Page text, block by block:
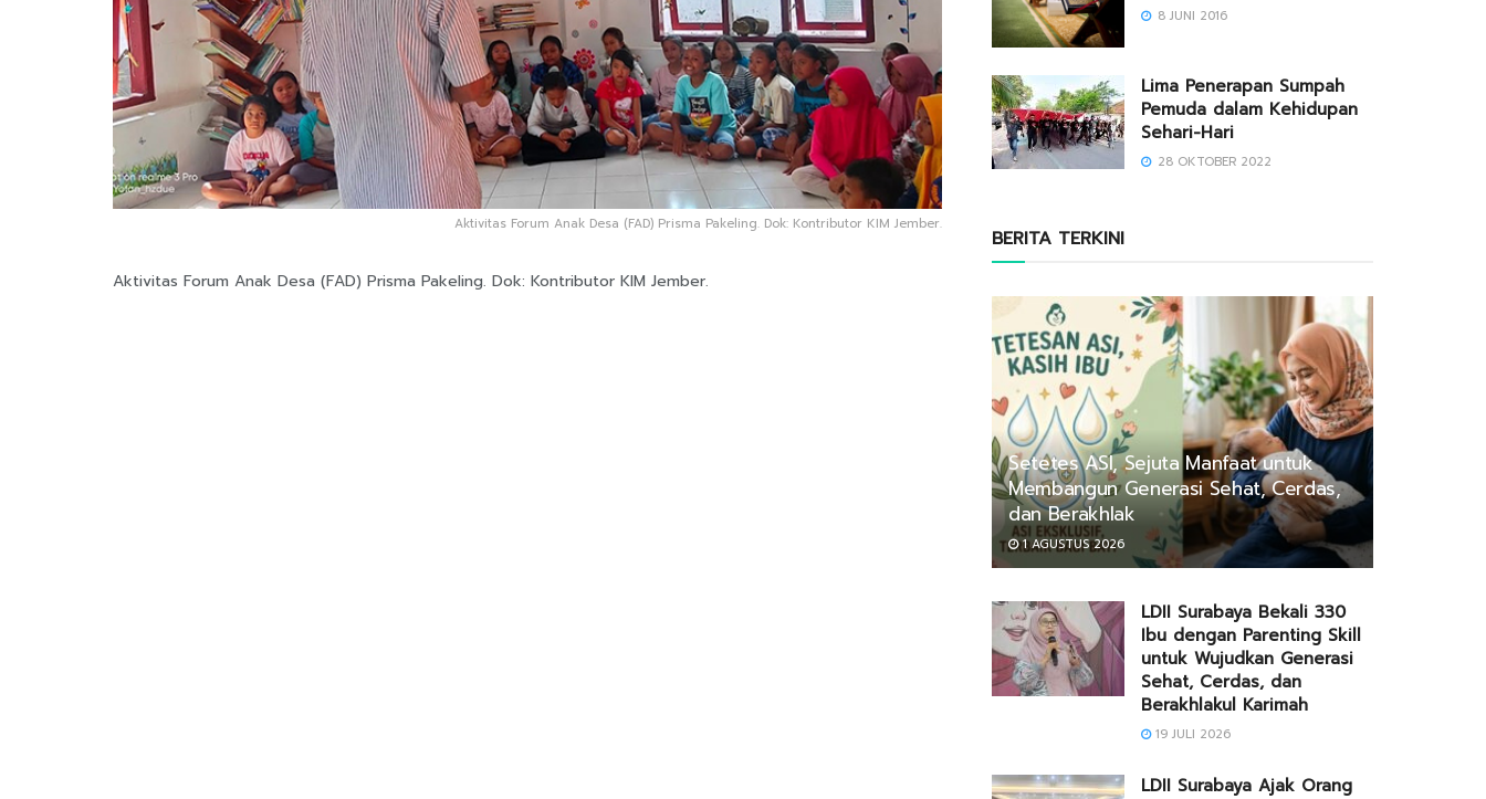
Aktivitas Forum Anak Desa (FAD) Prisma Pakeling. Dok: Kontributor KIM Jember.
Aktivitas Forum Anak Desa (FAD) Prisma Pakeling. Dok: Kontributor KIM Jember.
8 JUNI 2016
Lima Penerapan Sumpah
Pemuda dalam Kehidupan
Sehari-Hari
28 OKTOBER 2022
BERITA TERKINI
Setetes ASI, Sejuta Manfaat untuk
Membangun Generasi Sehat, Cerdas,
dan Berakhlak
1 AGUSTUS 2026
LDII Surabaya Bekali 330
Ibu dengan Parenting Skill
untuk Wujudkan Generasi
Sehat, Cerdas, dan
Berakhlakul Karimah
19 JULI 2026
LDII Surabaya Ajak Orang